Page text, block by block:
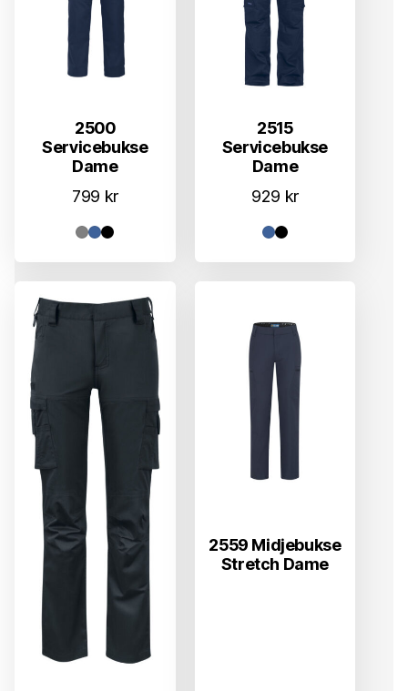
2500
Servicebukse
Dame
799 kr
2515
Servicebukse
Dame
929 kr
2559 Midjebukse
Stretch Dame